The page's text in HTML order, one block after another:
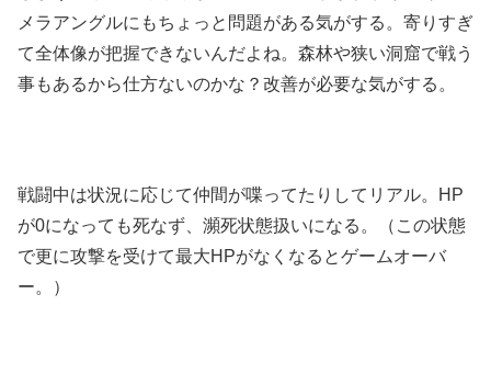
メラアングルにもちょっと問題がある気がする。寄りすぎ
て全体像が把握できないんだよね。森林や狭い洞窟で戦う
事もあるから仕方ないのかな？改善が必要な気がする。
戦闘中は状況に応じて仲間が喋ってたりしてリアル。HP
が0になっても死なず、瀕死状態扱いになる。（この状態
で更に攻撃を受けて最大HPがなくなるとゲームオーバ
ー。）